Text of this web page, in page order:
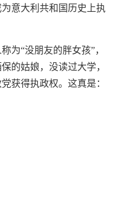
意大利共和国历史上执
为“没朋友的胖女孩”，
的姑娘，没读过大学，
获得执政权。这真是：